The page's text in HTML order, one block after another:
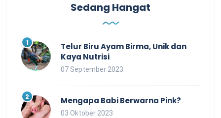
Sedang Hangat
Telur Biru Ayam Birma, Unik dan
Kaya Nutrisi
07 September 2023
Mengapa Babi Berwarna Pink?
03 Oktober 2023